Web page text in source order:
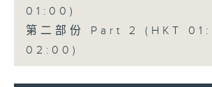
01:00)
第二部份 Part 2 (HKT
02:00)